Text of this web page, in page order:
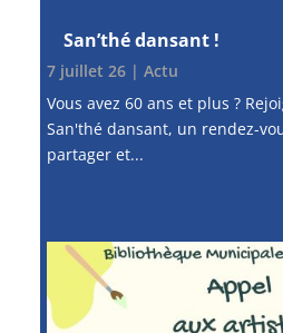
San’thé dansant !
7 juillet 26| Actu
Vous avez 60 ans et plus ?
San'thé dansant, un rendez-
partager et...